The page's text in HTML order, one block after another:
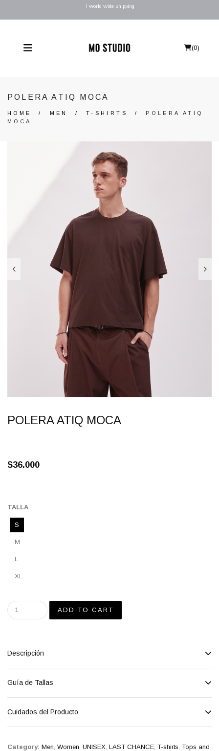
l World Wide Shipping
(0)
POLERA ATIQ MOCA
HOME / MEN / T-SHIRTS / POLERA ATIQ
MOCA
POLERA ATIQ MOCA
$36.000
TALLA
S
M
L
XL
Descripción
Guía de Tallas
Cuidados del Producto
Category: Men Women UNISEX LAST CHANCE T-shirts Tops and